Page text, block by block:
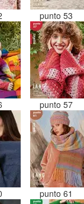
punto 53
punto 57
punto 61